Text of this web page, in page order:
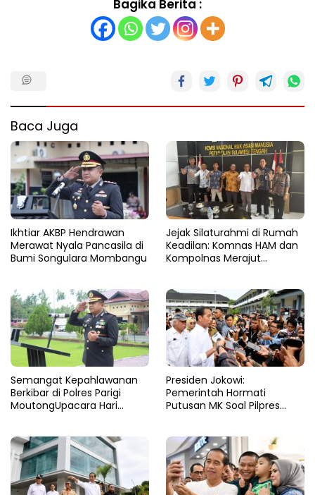
Bagika Berita :
Baca Juga
Ikhtiar AKBP Hendrawan
Merawat Nyala Pancasila di
Bumi Songulara Mombangu
Jejak Silaturahmi di Rumah
Keadilan: Komnas HAM dan
Kompolnas Merajut
Semangat Kepahlawanan
Berkibar di Polres Parigi
MoutongUpacara Hari
Presiden Jokowi:
Pemerintah Hormati
Putusan MK Soal Pilpres